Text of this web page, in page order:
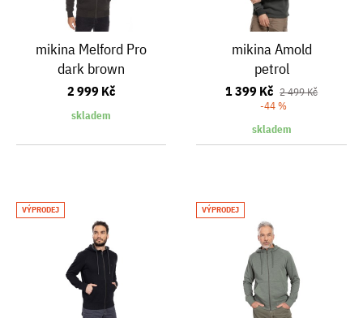
mikina Melford Pro
dark brown
2 999 Kč
skladem
mikina Amold
petrol
1 399 Kč 2 499 Kč
-44 %
skladem
VÝPRODEJ VÝPRODEJ